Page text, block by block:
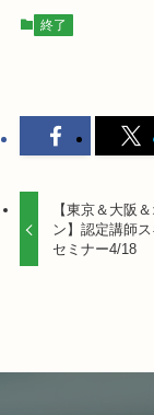
終了
【東京＆大阪
ン】認定講師
セミナー4/18